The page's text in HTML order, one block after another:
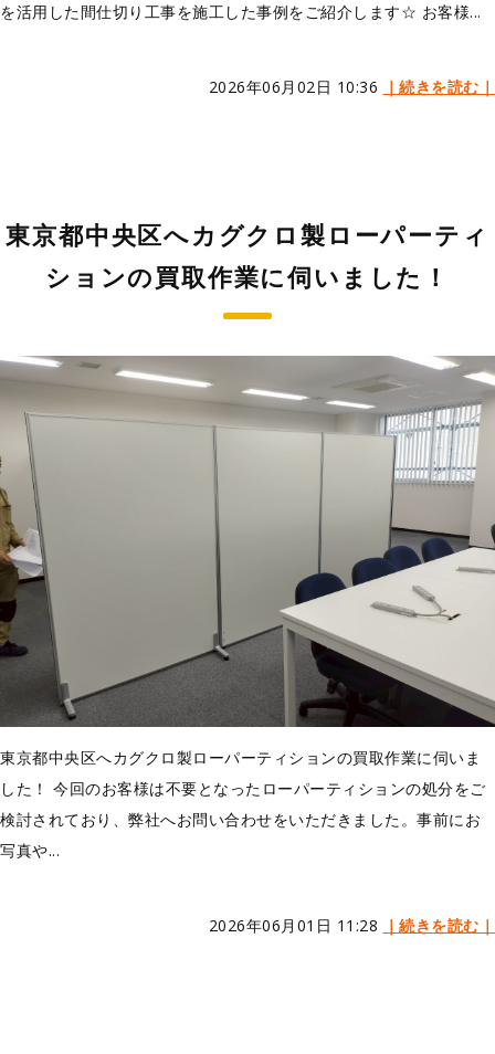
を活用した間仕切り工事を施工した事例をご紹介します☆ お客様...
2026年06月02日 10:36 ｜続きを読む｜
東京都中央区へカグクロ製ローパーティ
ションの買取作業に伺いました！
東京都中央区へカグクロ製ローパーティションの買取作業に伺いま
した！ 今回のお客様は不要となったローパーティションの処分をご
検討されており、弊社へお問い合わせをいただきました。事前にお
写真や...
2026年06月01日 11:28 ｜続きを読む｜